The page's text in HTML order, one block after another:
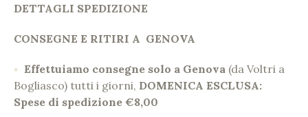
DETTAGLI SPEDIZIONE
CONSEGNE E RITIRI A GENOVA
Effettuiamo consegne solo a Genova (da Voltri a
Bogliasco) tutti i giorni, DOMENICA ESCLUSA:
Spese di spedizione €8,00